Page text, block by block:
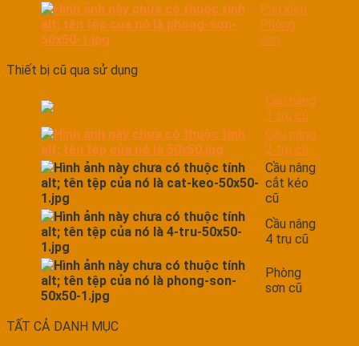
Phụ kiện
Phòng
sơn
Thiết bị cũ qua sử dụng
Cầu nâng
1 trụ cũ
Cầu nâng
2 trụ cũ
Cầu nâng
cắt kéo
cũ
Cầu nâng
4 trụ cũ
Phòng
sơn cũ
TẤT CẢ DANH MỤC